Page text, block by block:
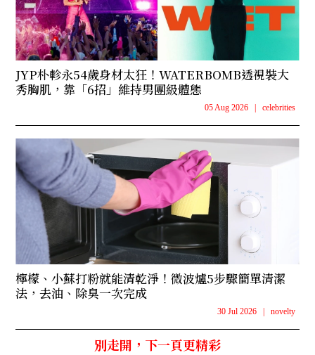
JYP朴軫永54歲身材太狂！WATERBOMB透視裝大
秀胸肌，靠「6招」維持男團級體態
05 Aug 2026 celebrities
檸檬、小蘇打粉就能清乾淨！微波爐5步驟簡單清潔
法，去油、除臭一次完成
30 Jul 2026 novelty
別走開，下一頁更精彩